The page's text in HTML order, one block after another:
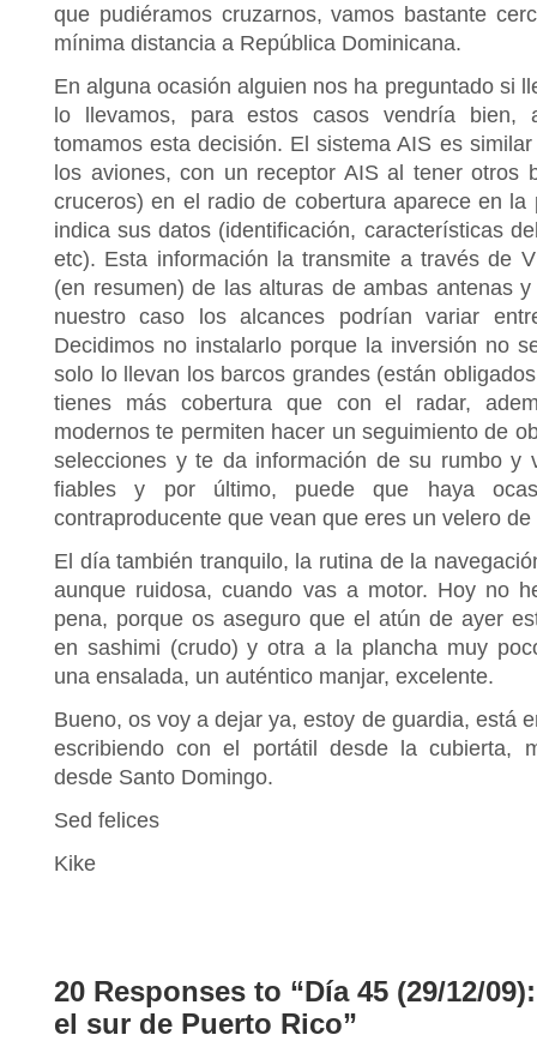
que pudiéramos cruzarnos, vamos bastante
mínima distancia a República Dominicana.
En alguna ocasión alguien nos ha preguntado si
lo llevamos, para estos casos vendría bien,
tomamos esta decisión. El sistema AIS es
los aviones, con un receptor AIS al tener otros
cruceros) en el radio de cobertura aparece en
indica sus datos (identificación, características
etc). Esta información la transmite a través de
(en resumen) de las alturas de ambas antenas
nuestro caso los alcances podrían variar
Decidimos no instalarlo porque la inversión no
solo lo llevan los barcos grandes (están
tienes más cobertura que con el radar,
modernos te permiten hacer un seguimiento de
selecciones y te da información de su rumbo y
fiables y por último, puede que haya
contraproducente que vean que eres un velero
El día también tranquilo, la rutina de la
aunque ruidosa, cuando vas a motor. Hoy no
pena, porque os aseguro que el atún de ayer
en sashimi (crudo) y otra a la plancha muy
una ensalada, un auténtico manjar, excelente.
Bueno, os voy a dejar ya, estoy de guardia, está
escribiendo con el portátil desde la cubierta,
desde Santo Domingo.
Sed felices
Kike
20 Responses to “Día 45 (29/12/
el sur de Puerto Rico”